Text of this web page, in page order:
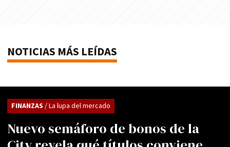
NOTICIAS MÁS LEÍDAS
Nuevo semáforo de bonos de la
FINANZAS / La lupa del mercado